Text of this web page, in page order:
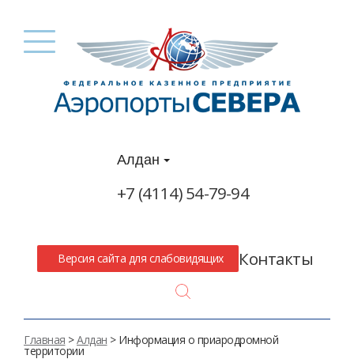
Алдан
+7 (4114) 54-79-94
Версия сайта для слабовидящих Контакты
Главная >Алдан > Информация о приародромной
территории